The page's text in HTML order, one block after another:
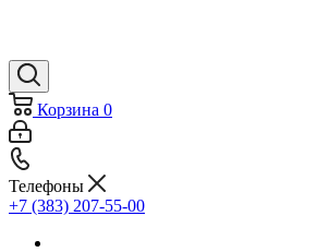
Корзина 0
Телефоны
+7 (383) 207-55-00